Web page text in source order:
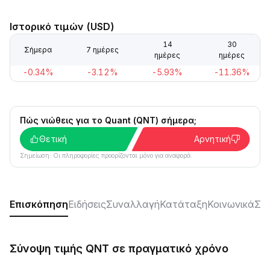
Ιστορικό τιμών (USD)
Σήμερα 7 ημέρες
14
ημέρες
30
ημέρες
-0.34% -3.12% -5.93% -11.36%
Πώς νιώθεις για το Quant (QNT) σήμερα;
Θετική
Αρνητική
Σημείωση: Οι πληροφορίες προορίζονται μόνο για αναφορά.
ΕπισκόπησηΕιδήσειςΣυναλλαγήΚατάταξηΚοινωνικά
Σύνοψη τιμής QNT σε πραγματικό χρόνο